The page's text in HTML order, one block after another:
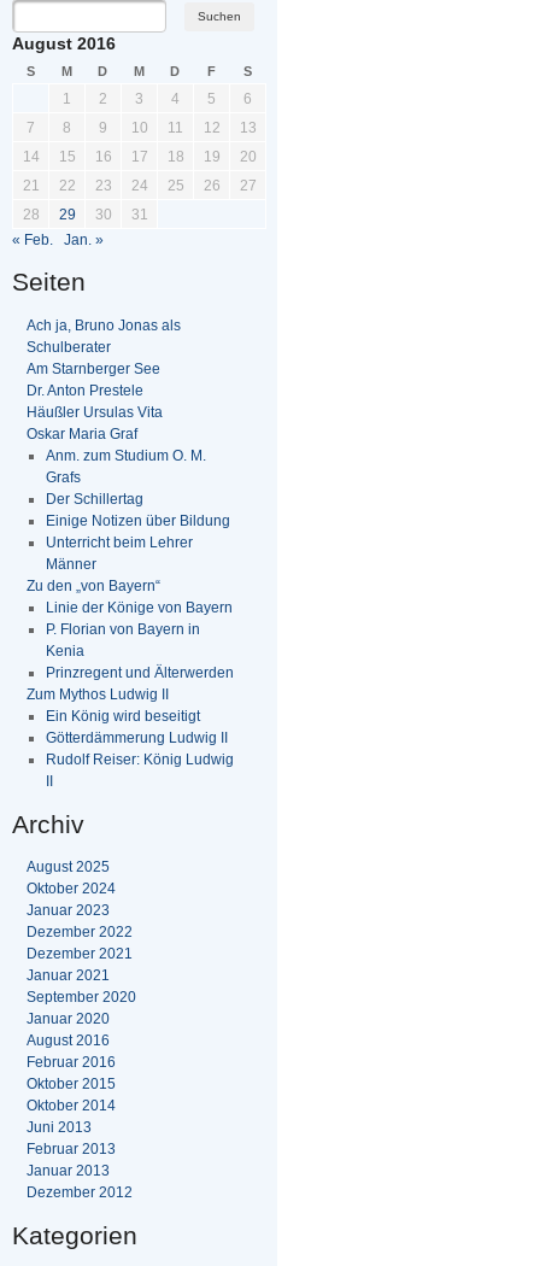
August 2016
S M D M D F S
1 2 3 4 5
6
7
8 9 10 11 12
13
14
15 16 17 18 19
20
21
22 23 24 25 26
27
28
29 30
31
« Feb.
Jan. »
Seiten
Ach ja, Bruno Jonas als
Schulberater
Am Starnberger See
Dr. Anton Prestele
Häußler Ursulas Vita
Oskar Maria Graf
Anm. zum Studium O. M.
Grafs
Der Schillertag
Einige Notizen über Bildung
Unterricht beim Lehrer
Männer
Zu den „von Bayern“
Linie der Könige von Bayern
P. Florian von Bayern in
Kenia
Prinzregent und Älterwerden
Zum Mythos Ludwig II
Ein König wird beseitigt
Götterdämmerung Ludwig II
Rudolf Reiser: König Ludwig
II
Archiv
August 2025
Oktober 2024
Januar 2023
Dezember 2022
Dezember 2021
Januar 2021
September 2020
Januar 2020
August 2016
Februar 2016
Oktober 2015
Oktober 2014
Juni 2013
Februar 2013
Januar 2013
Dezember 2012
Kategorien